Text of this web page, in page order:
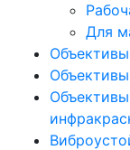
Для